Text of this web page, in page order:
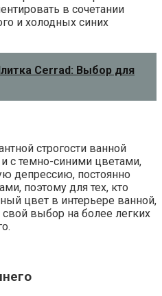
в сочетании
и холодных синих
Cerrad: Выбор для
строгости ванной
с темно-синими цветами,
депрессию, постоянно
поэтому для тех, кто
цвет в интерьере ванной,
выбор на более легких